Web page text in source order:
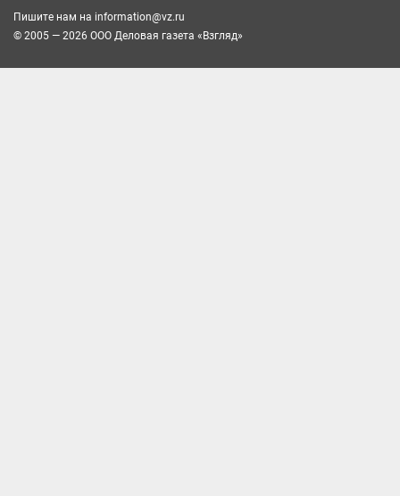
Пишите нам на information@vz.ru
© 2005 — 2026 ООО Деловая газета «Взгляд»